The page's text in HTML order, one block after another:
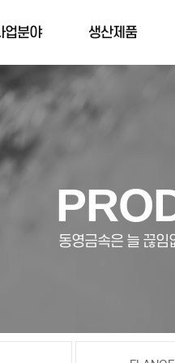
업분야 생산제품
동영금속은 늘 끊임